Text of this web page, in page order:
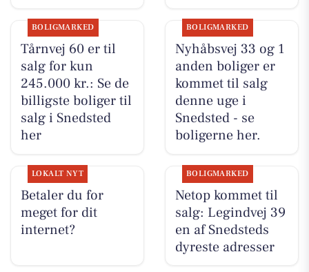
BOLIGMARKED
Tårnvej 60 er til
salg for kun
245.000 kr.: Se de
billigste boliger til
salg i Snedsted
her
BOLIGMARKED
Nyhåbsvej 33 og 1
anden boliger er
kommet til salg
denne uge i
Snedsted - se
boligerne her.
LOKALT NYT
Betaler du for
meget for dit
internet?
BOLIGMARKED
Netop kommet til
salg: Legindvej 39
en af Snedsteds
dyreste adresser